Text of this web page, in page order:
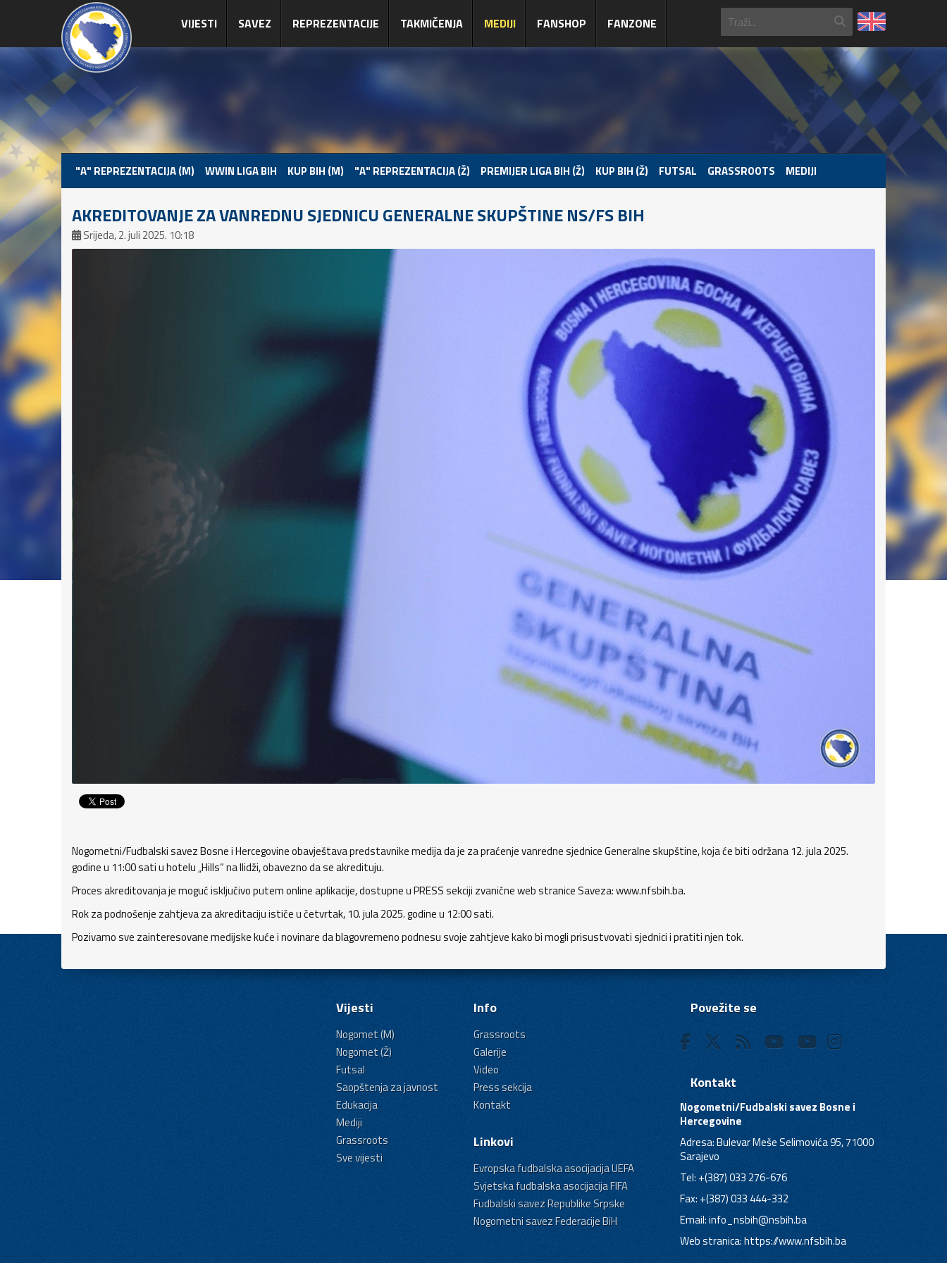
VIJESTI SAVEZ REPREZENTACIJE TAKMIČENJA MEDIJI FANSHOP FANZONE
"A" REPREZENTACIJA (M) WWIN LIGA BIH KUP BIH (M) "A" REPREZENTACIJA (Ž) PREMIJER LIGA BIH (Ž) KUP BIH (Ž) FUTSAL GRASSROOTS MEDIJI
AKREDITOVANJE ZA VANREDNU SJEDNICU GENERALNE SKUPŠTINE NS/FS BIH
Srijeda, 2. juli 2025. 10:18
Nogometni/Fudbalski savez Bosne i Hercegovine obavještava predstavnike medija da je za praćenje vanredne sjednice Generalne skupštine, koja će biti održana 12. jula 2025.
godine u 11:00 sati u hotelu „Hills“ na Ilidži, obavezno da se akredituju.
Proces akreditovanja je moguć isključivo putem online aplikacije, dostupne u PRESS sekciji zvanične web stranice Saveza: www.nfsbih.ba.
Rok za podnošenje zahtjeva za akreditaciju ističe u četvrtak, 10. jula 2025. godine u 12:00 sati.
Pozivamo sve zainteresovane medijske kuće i novinare da blagovremeno podnesu svoje zahtjeve kako bi mogli prisustvovati sjednici i pratiti njen tok.
Vijesti
Nogomet (M)
Nogomet (Ž)
Futsal
Saopštenja za javnost
Edukacija
Mediji
Grassroots
Sve vijesti
Info
Grassroots
Galerije
Video
Press sekcija
Kontakt
Linkovi
Evropska fudbalska asocijacija UEFA
Svjetska fudbalska asocijacija FIFA
Fudbalski savez Republike Srpske
Nogometni savez Federacije BiH
Povežite se
Kontakt
Nogometni/Fudbalski savez Bosne i
Hercegovine
Adresa: Bulevar Meše Selimovića 95, 71000
Sarajevo
Tel: +(387) 033 276-676
Fax: +(387) 033 444-332
Email:info_nsbih@nsbih.ba
Web stranica: https://www.nfsbih.ba